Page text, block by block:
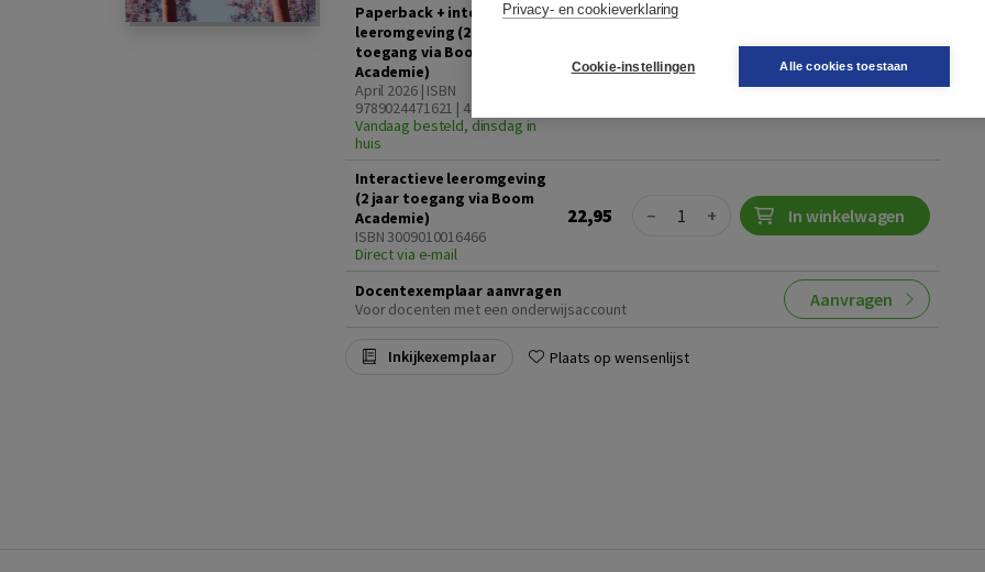
Paperback + interactieve
leeromgeving (2 jaar
toegang via Boom
Academie)
April 2026 | ISBN
9789024471621 | 4e editie
Vandaag besteld, dinsdag in
huis
28,50 Quantity
− In winkelwagen
Interactieve leeromgeving
(2 jaar toegang via Boom
Academie)
ISBN 3009010016466
Direct via e-mail
22,95 Quantity
− + In winkelwagen
Docentexemplaar aanvragen
Voor docenten met een onderwijsaccount
Aanvragen
Inkijkexemplaar Plaats op wensenlijst
Privacy- en cookieverklaring
Cookie-instellingen Alle cookies toestaan